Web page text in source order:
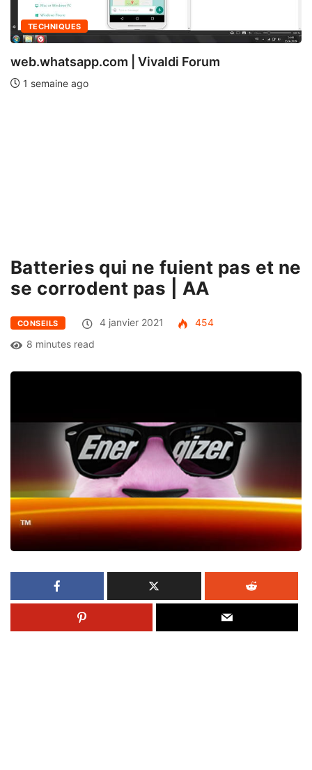
TECHNIQUES
web.whatsapp.com | Vivaldi Forum
1 semaine ago
Batteries qui ne fuient pas et ne
se corrodent pas | AA
CONSEILS 4 janvier 2021
454
8 minutes read